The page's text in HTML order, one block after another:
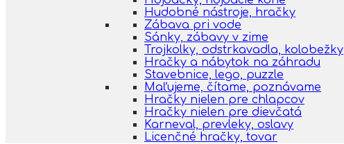
Hudobné nástroje, hračky
Zábava pri vode
Sánky, zábavy v zime
Trojkolky, odstrkavadla, kolobežky
Hračky a nábytok na záhradu
Stavebnice, lego, puzzle
Maľujeme, čítame, poznávame
Hračky nielen pre chlapcov
Hračky nielen pre dievčatá
Karneval, prevleky, oslavy
Licenčné hračky, tovar